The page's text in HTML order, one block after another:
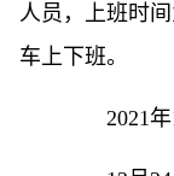
人员，上班时
车上下班。
2021年